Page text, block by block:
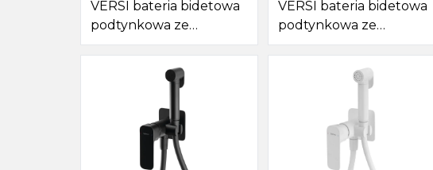
VERSI bateria bidetowa
podtynkowa ze
słuchawką i wężem, brąz
VERSI bateria bidetowa
podtynkowa ze
słuchawką i wężem,